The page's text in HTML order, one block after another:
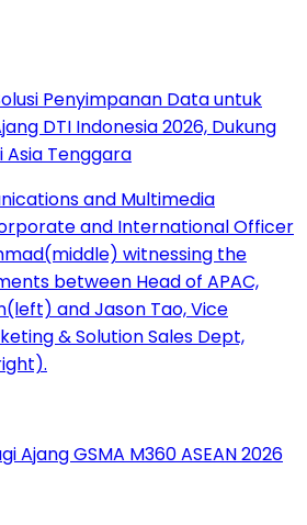
Penyimpanan Data untuk
DTI Indonesia 2026, Dukung
Asia Tenggara
Ajang GSMA M360 ASEAN 2026